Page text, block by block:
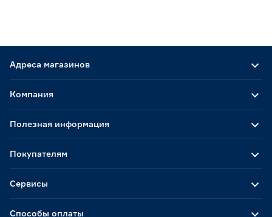
Адреса магазинов
Способы оплаты
Компания
Полезная информация
Покупателям
Сервисы